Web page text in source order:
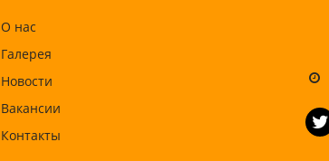
О нас
Галерея
Новости
Вакансии
Контакты